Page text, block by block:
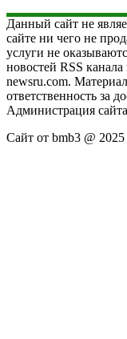
Данный сайт не
сайте ни чего не
услуги не
новостей RSS
newsru.com.
ответственность за
Администрация
Сайт от bmb3 @ 2025